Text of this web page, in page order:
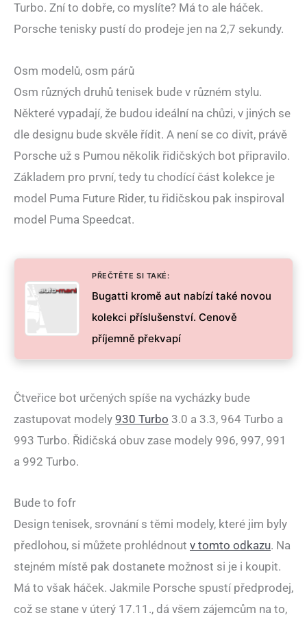
Turbo. Zní to dobře, co myslíte? Má to ale háček.
Porsche tenisky pustí do prodeje jen na 2,7 sekundy.
Osm modelů, osm párů
Osm různých druhů tenisek bude v různém stylu.
Některé vypadají, že budou ideální na chůzi, v jiných se
dle designu bude skvěle řídit. A není se co divit, právě
Porsche už s Pumou několik řidičských bot připravilo.
Základem pro první, tedy tu chodící část kolekce je
model Puma Future Rider, tu řidičskou pak inspiroval
model Puma Speedcat.
PŘEČTĚTE SI TAKÉ:
Bugatti kromě aut nabízí také novou
kolekci příslušenství. Cenově
příjemně překvapí
Čtveřice bot určených spíše na vycházky bude
zastupovat modely 930 Turbo 3.0 a 3.3, 964 Turbo a
993 Turbo. Řidičská obuv zase modely 996, 997, 991
a 992 Turbo.
Bude to fofr
Design tenisek, srovnání s těmi modely, které jim byly
předlohou, si můžete prohlédnout v tomto odkazu. Na
stejném místě pak dostanete možnost si je i koupit.
Má to však háček. Jakmile Porsche spustí předprodej,
což se stane v úterý 17.11., dá všem zájemcům na to,